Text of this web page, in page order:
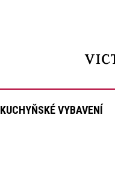
KUCHYŇSKÉ VYBAVENÍ